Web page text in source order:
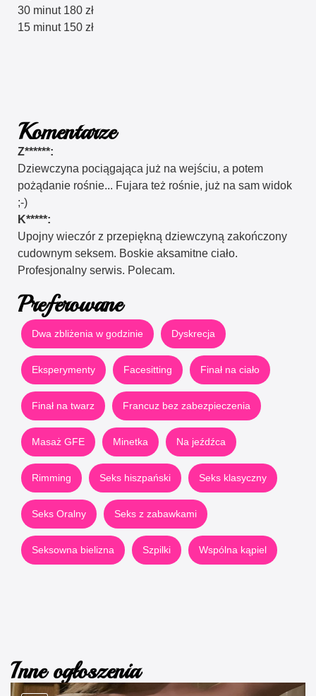
30 minut 180 zł
15 minut 150 zł
Komentarze
Z******:
Dziewczyna pociągająca już na wejściu, a potem
pożądanie rośnie... Fujara też rośnie, już na sam widok
;-)
K*****:
Upojny wieczór z przepiękną dziewczyną zakończony
cudownym seksem. Boskie aksamitne ciało.
Profesjonalny serwis. Polecam.
Preferowane
Dwa zbliżenia w godzinie Dyskrecja
Eksperymenty Facesitting Finał na ciało
Finał na twarz Francuz bez zabezpieczenia
Masaż GFE Minetka Na jeźdźca
Rimming Seks hiszpański Seks klasyczny
Seks Oralny Seks z zabawkami
Seksowna bielizna Szpilki Wspólna kąpiel
Inne ogłoszenia